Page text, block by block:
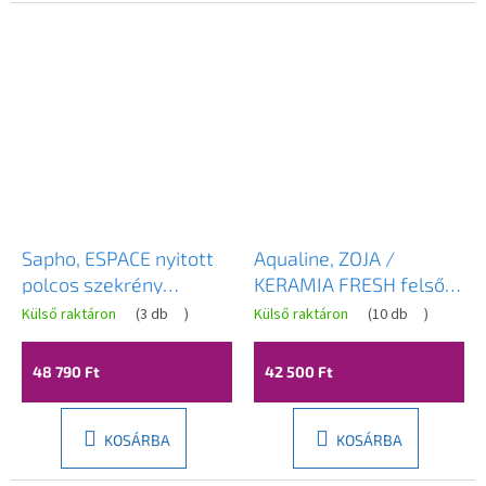
Sapho, ESPACE nyitott
polcos szekrény
20x60x22cm, fehér
(ESP140), ESC140-3030
Külső raktáron (3 db )
48 790 Ft
KOSÁRBA
Aqualine, ZOJA /
KERAMIA FRESH felső
szekrény 35x76x23cm,
platina tölgy, 50336
Külső raktáron (10 db )
42 500 Ft
KOSÁRBA